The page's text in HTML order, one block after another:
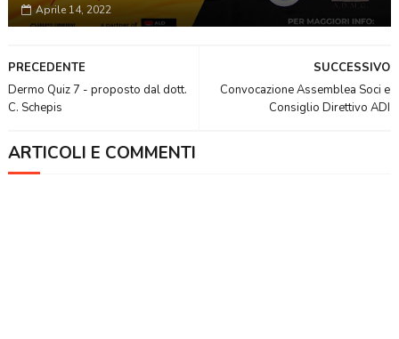
Aprile 14, 2022
SUCCESSIVO
Convocazione Assemblea Soci e
Consiglio Direttivo ADI
PRECEDENTE
Dermo Quiz 7 - proposto dal dott.
C. Schepis
ARTICOLI E COMMENTI